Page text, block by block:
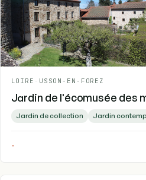
LOIRE - USSON-EN-FOREZ
Jardin de l'écomusée des
Jardin de collection Jardin
-